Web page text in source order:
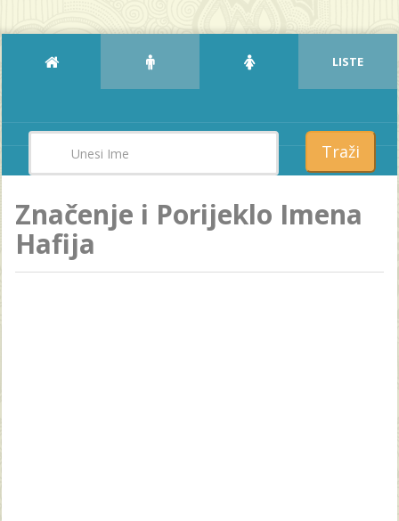
LISTE
Traži
Značenje i Porijeklo Imena
Hafija